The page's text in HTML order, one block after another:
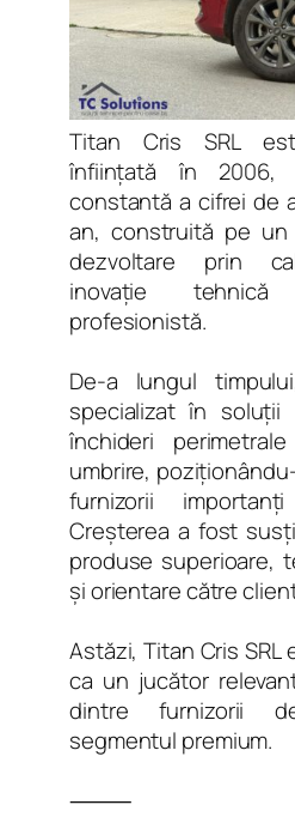
Titan Cris SRL
înființată în
constantă a cifrei de
an, construită pe un
dezvoltare prin
inovație
profesionistă.
De-a lungul
specializat în soluții
închideri
umbrire,
furnizorii
Creșterea a fost
produse superioare,
și orientare către
Astăzi, Titan Cris
ca un jucător
dintre furnizorii
segmentul premium.
⸻